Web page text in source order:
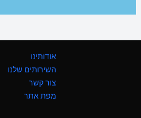
אודותינו
השירותים שלנו
צור קשר
מפת אתר